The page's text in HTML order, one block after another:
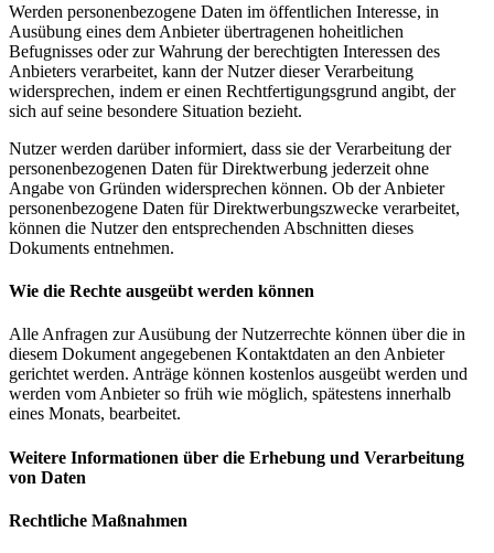
Werden personenbezogene Daten im öffentlichen Interesse, in
Ausübung eines dem Anbieter übertragenen hoheitlichen
Befugnisses oder zur Wahrung der berechtigten Interessen des
Anbieters verarbeitet, kann der Nutzer dieser Verarbeitung
widersprechen, indem er einen Rechtfertigungsgrund angibt, der
sich auf seine besondere Situation bezieht.
Nutzer werden darüber informiert, dass sie der Verarbeitung der
personenbezogenen Daten für Direktwerbung jederzeit ohne
Angabe von Gründen widersprechen können. Ob der Anbieter
personenbezogene Daten für Direktwerbungszwecke verarbeitet,
können die Nutzer den entsprechenden Abschnitten dieses
Dokuments entnehmen.
Wie die Rechte ausgeübt werden können
Alle Anfragen zur Ausübung der Nutzerrechte können über die in
diesem Dokument angegebenen Kontaktdaten an den Anbieter
gerichtet werden. Anträge können kostenlos ausgeübt werden und
werden vom Anbieter so früh wie möglich, spätestens innerhalb
eines Monats, bearbeitet.
Weitere Informationen über die Erhebung und Verarbeitung
von Daten
Rechtliche Maßnahmen